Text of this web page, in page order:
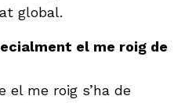
global.
el me roig de
el me roig s’ha de